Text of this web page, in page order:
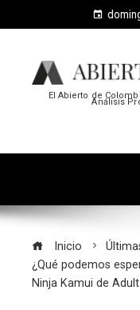
El Abierto de
Análisis
Inicio
¿Qué podemos
Ninja Kamui de